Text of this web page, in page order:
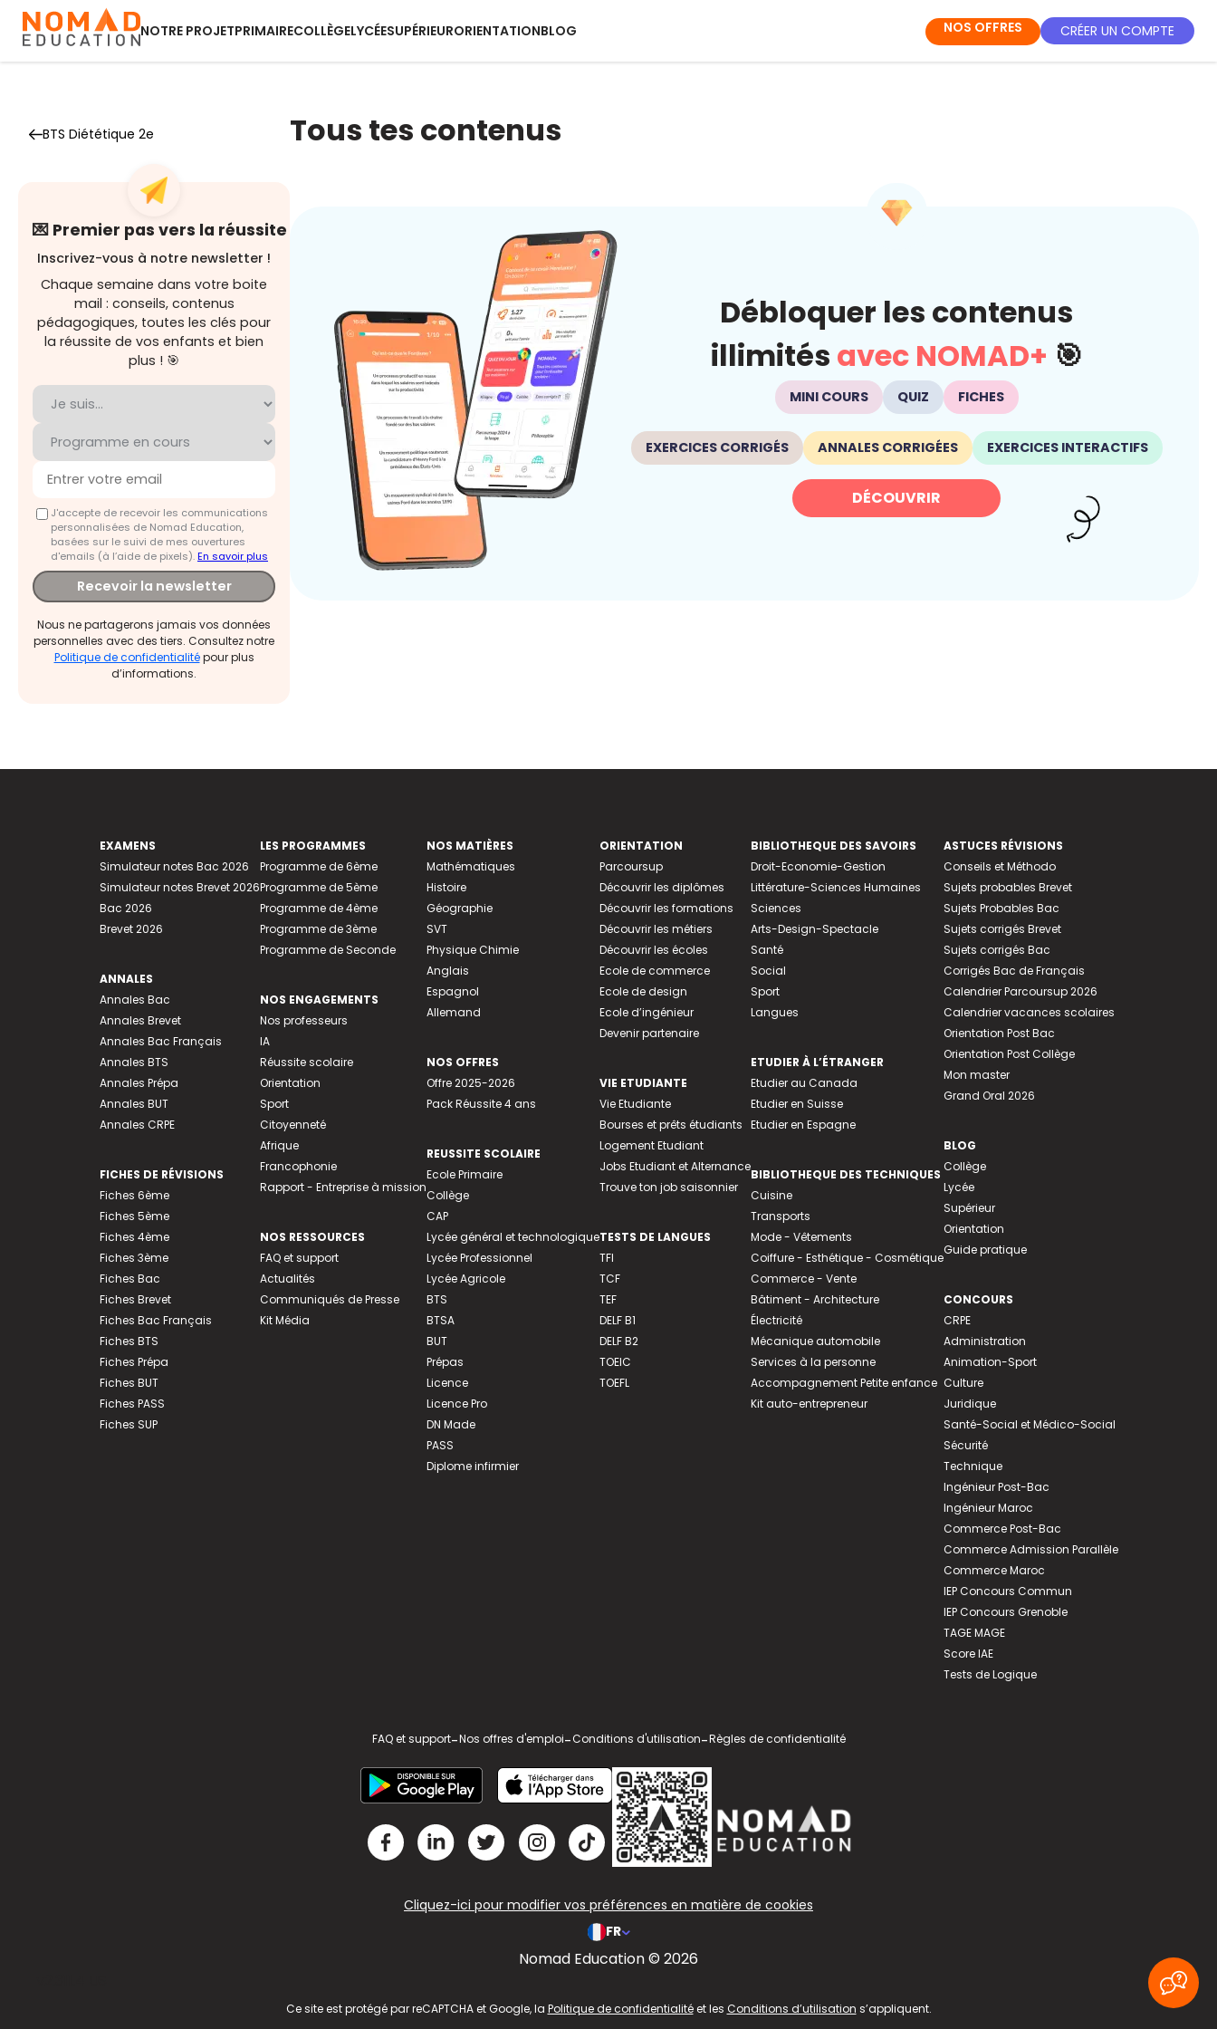
NOTRE PROJETPRIMAIRECOLLÈGELYCÉESUPÉRIEURORIENTATIONBLOG NOS OFFRES CRÉER UN COMPTE
BTS Diététique 2e
💌 Premier pas vers la réussite
Inscrivez-vous à notre newsletter !
Chaque semaine dans votre boite
mail : conseils, contenus
pédagogiques, toutes les clés pour
la réussite de vos enfants et bien
plus ! 🎯
J'accepte de recevoir les communications
personnalisées de Nomad Education,
basées sur le suivi de mes ouvertures
d'emails (à l’aide de pixels).En savoir plus
Recevoir la newsletter
Nous ne partagerons jamais vos données
personnelles avec des tiers. Consultez notre
Politique de confidentialitépour plus
d’informations.
Tous tes contenus
Débloquer les contenus
illimités avec NOMAD+ 🎯
MINI COURS QUIZ FICHES
EXERCICES CORRIGÉS ANNALES CORRIGÉES EXERCICES INTERACTIFS
DÉCOUVRIR
EXAMENS
Simulateur notes Bac 2026
Simulateur notes Brevet 2026
Bac 2026
Brevet 2026
ANNALES
Annales Bac
Annales Brevet
Annales Bac Français
Annales BTS
Annales Prépa
Annales BUT
Annales CRPE
FICHES DE RÉVISIONS
Fiches 6ème
Fiches 5ème
Fiches 4ème
Fiches 3ème
Fiches Bac
Fiches Brevet
Fiches Bac Français
Fiches BTS
Fiches Prépa
Fiches BUT
Fiches PASS
Fiches SUP
LES PROGRAMMES
Programme de 6ème
Programme de 5ème
Programme de 4ème
Programme de 3ème
Programme de Seconde
NOS ENGAGEMENTS
Nos professeurs
IA
Réussite scolaire
Orientation
Sport
Citoyenneté
Afrique
Francophonie
Rapport - Entreprise à mission
NOS RESSOURCES
FAQ et support
Actualités
Communiqués de Presse
Kit Média
NOS MATIÈRES
Mathématiques
Histoire
Géographie
SVT
Physique Chimie
Anglais
Espagnol
Allemand
NOS OFFRES
Offre 2025-2026
Pack Réussite 4 ans
REUSSITE SCOLAIRE
Ecole Primaire
Collège
CAP
Lycée général et technologique
Lycée Professionnel
Lycée Agricole
BTS
BTSA
BUT
Prépas
Licence
Licence Pro
DN Made
PASS
Diplome infirmier
ORIENTATION
Parcoursup
Découvrir les diplômes
Découvrir les formations
Découvrir les métiers
Découvrir les écoles
Ecole de commerce
Ecole de design
Ecole d’ingénieur
Devenir partenaire
VIE ETUDIANTE
Vie Etudiante
Bourses et prêts étudiants
Logement Etudiant
Jobs Etudiant et Alternance
Trouve ton job saisonnier
TESTS DE LANGUES
TFI
TCF
TEF
DELF B1
DELF B2
TOEIC
TOEFL
BIBLIOTHEQUE DES SAVOIRS
Droit-Economie-Gestion
Littérature-Sciences Humaines
Sciences
Arts-Design-Spectacle
Santé
Social
Sport
Langues
ETUDIER À L’ÉTRANGER
Etudier au Canada
Etudier en Suisse
Etudier en Espagne
BIBLIOTHEQUE DES TECHNIQUES
Cuisine
Transports
Mode - Vêtements
Coiffure - Esthétique - Cosmétique
Commerce - Vente
Bâtiment - Architecture
Électricité
Mécanique automobile
Services à la personne
Accompagnement Petite enfance
Kit auto-entrepreneur
ASTUCES RÉVISIONS
Conseils et Méthodo
Sujets probables Brevet
Sujets Probables Bac
Sujets corrigés Brevet
Sujets corrigés Bac
Corrigés Bac de Français
Calendrier Parcoursup 2026
Calendrier vacances scolaires
Orientation Post Bac
Orientation Post Collège
Mon master
Grand Oral 2026
BLOG
Collège
Lycée
Supérieur
Orientation
Guide pratique
CONCOURS
CRPE
Administration
Animation-Sport
Culture
Juridique
Santé-Social et Médico-Social
Sécurité
Technique
Ingénieur Post-Bac
Ingénieur Maroc
Commerce Post-Bac
Commerce Admission Parallèle
Commerce Maroc
IEP Concours Commun
IEP Concours Grenoble
TAGE MAGE
Score IAE
Tests de Logique
FAQ et support-Nos offres d'emploi-Conditions d'utilisation-Règles de confidentialité
Cliquez-ici pour modifier vos préférences en matière de cookies
FR
Nomad Education © 2026
Ce site est protégé par reCAPTCHA et Google, la Politique de confidentialitéet les Conditions d’utilisation s’appliquent.